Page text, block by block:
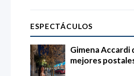
ESPECTÁCULOS
Gimena Accardi
mejores